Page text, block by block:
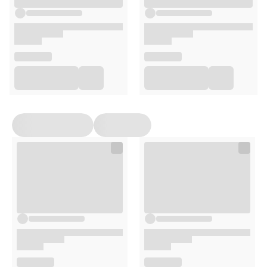
Ergonomiczny kształt, szczelna zakrętka z elastycznym
uchwytem sprawiają, że trzymanie i nalewanie napojów
staje się dziecinnie proste, nawet w biegu! Idealne dla
każdego i do każdej sytuacji – w domu, w drodze do pracy,
od Dafi, sprawdzi się wszędzie.
Stosowanie
KROK 1
Butelkę do saturatora umyj wodą o temperaturze do
Zdejmij folię oraz zabezpieczenie z cylindra CO₂.
KROK 3